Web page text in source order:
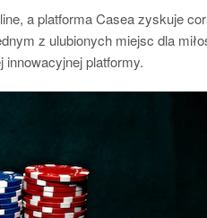
a platforma Casea zyskuje
z ulubionych miejsc dla
platformy.